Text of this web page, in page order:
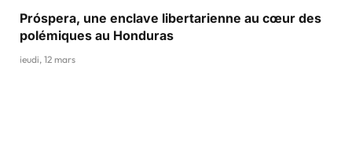
Próspera, une enclave libertarienne au cœur des
polémiques au Honduras
jeudi, 12 mars